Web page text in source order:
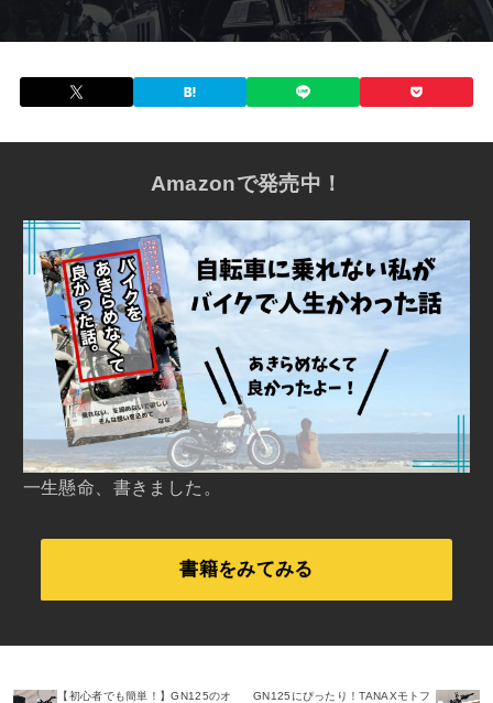
Amazonで発売中！
一生懸命、書きました。
書籍をみてみる
【初心者でも簡単！】GN125のオ
GN125にぴったり！TANAXモトフ